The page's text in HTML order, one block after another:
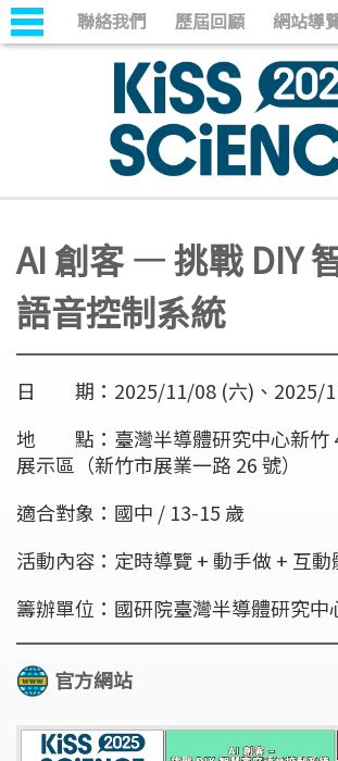
聯絡我們 歷屆回顧 網站導
AI 創客 — 挑戰 DIY
語音控制系統
日 期：2025/11/08 (六)、2025/
地 點：臺灣半導體研究中心新竹
展示區（新竹市展業一路 26 號）
適合對象：國中 / 13-15 歲
活動內容：定時導覽 + 動手做 + 互動
籌辦單位：國研院臺灣半導體研究中
官方網站